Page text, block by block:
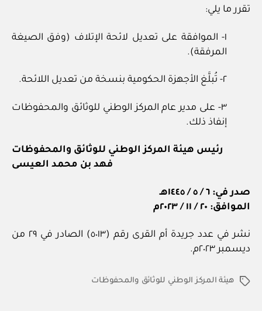
تقرر ما يلي:
١- الموافقة على تعديل لائحة الإتلاف (وفق الصيغة
المرفقة).
٢- تُبلَّغ الأجهزة الحكومية بنسخة من تعديل اللائحة.
٣- على مدير عام المركز الوطني للوثائق والمحفوظات
إنفاذ ذلك.
رئيس هيئة المركز الوطني للوثائق والمحفوظات
فهد بن محمد العيسى
صدر في: ٦ / ٥ / ١٤٤٥هـ
الموافق: ٢٠ / ١١ / ٢٠٢٣م
نشر في عدد جريدة أم القرى رقم (٥٠١٣) الصادر في ٢٩ من
ديسمبر ٢٠٢٣م.
الوسومهيئة المركز الوطني للوثائق والمحفوظات